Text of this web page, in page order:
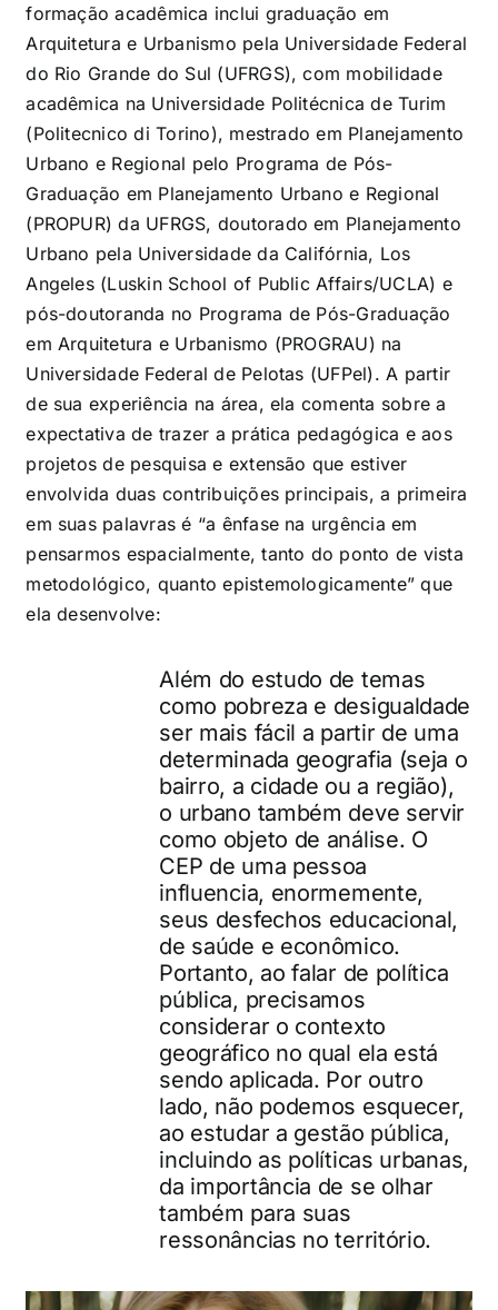
formação acadêmica inclui graduação em
Arquitetura e Urbanismo pela Universidade Federal
do Rio Grande do Sul (UFRGS), com mobilidade
acadêmica na Universidade Politécnica de Turim
(Politecnico di Torino), mestrado em Planejamento
Urbano e Regional pelo Programa de Pós-
Graduação em Planejamento Urbano e Regional
(PROPUR) da UFRGS, doutorado em Planejamento
Urbano pela Universidade da Califórnia, Los
Angeles (Luskin School of Public Affairs/UCLA) e
pós-doutoranda no Programa de Pós-Graduação
em Arquitetura e Urbanismo (PROGRAU) na
Universidade Federal de Pelotas (UFPel). A partir
de sua experiência na área, ela comenta sobre a
expectativa de trazer a prática pedagógica e aos
projetos de pesquisa e extensão que estiver
envolvida duas contribuições principais, a primeira
em suas palavras é “a ênfase na urgência em
pensarmos espacialmente, tanto do ponto de vista
metodológico, quanto epistemologicamente” que
ela desenvolve:
Além do estudo de temas
como pobreza e desigualdade
ser mais fácil a partir de uma
determinada geografia (seja o
bairro, a cidade ou a região),
o urbano também deve servir
como objeto de análise. O
CEP de uma pessoa
influencia, enormemente,
seus desfechos educacional,
de saúde e econômico.
Portanto, ao falar de política
pública, precisamos
considerar o contexto
geográfico no qual ela está
sendo aplicada. Por outro
lado, não podemos esquecer,
ao estudar a gestão pública,
incluindo as políticas urbanas,
da importância de se olhar
também para suas
ressonâncias no território.